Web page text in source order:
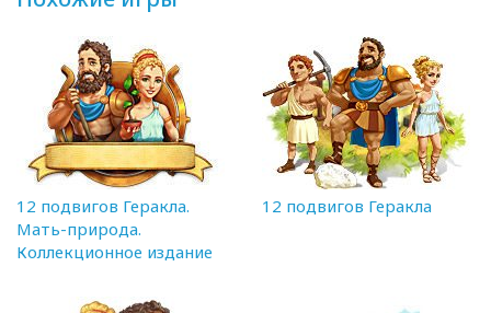
12 подвигов Геракла.
Мать-природа.
Коллекционное издание
12 подвигов Геракла